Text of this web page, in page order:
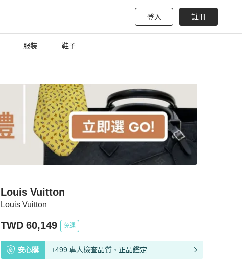
登入 註冊
服裝 鞋子
Louis Vuitton
Louis Vuitton
TWD 60,149 免運
安心購 +499 專人檢查品質、正品鑑定